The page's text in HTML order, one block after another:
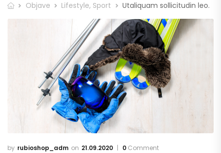
Objave Lifestyle, Sport Utaliquam sollicitudin leo.
rubioshop_adm 21.09.2020 0 Comment